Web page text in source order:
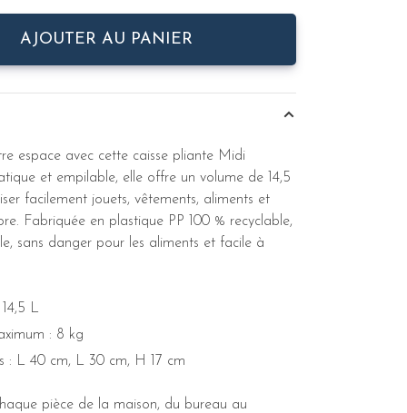
AJOUTER AU PANIER
espace avec cette caisse pliante Midi
et empilable, elle offre un volume de 14,5
facilement jouets, vêtements, aliments et
Fabriquée en plastique PP 100 % recyclable,
sans danger pour les aliments et facile à
L
: 8 kg
: L 40 cm, L 30 cm, H 17 cm
pièce de la maison, du bureau au